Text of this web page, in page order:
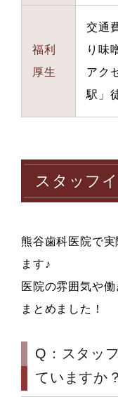
福利
厚生
交通
り味
アク
駅」
スタッフ
熊谷歯科医院で
ます♪
医院の雰囲気や
まとめました！
Q：スタッ
ていますか？